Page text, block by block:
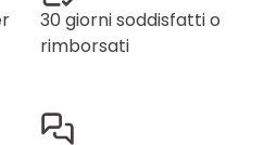
30 giorni soddisfatti o
rimborsati